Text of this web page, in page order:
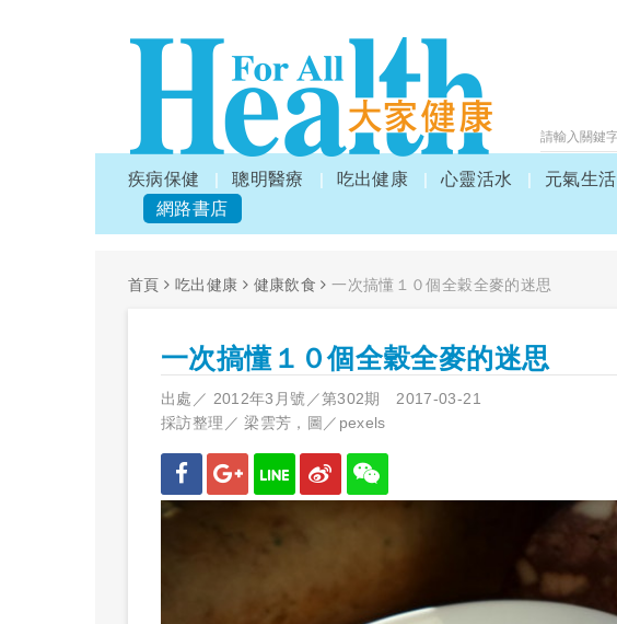
疾病保健 聰明醫療 吃出健康 心靈活水 元氣生活
網路書店
首頁 吃出健康 健康飲食 一次搞懂１０個全穀全麥的迷思
一次搞懂１０個全穀全麥的迷思
出處／ 2012年3月號／第302期 2017-03-21
採訪整理／ 梁雲芳，圖／pexels